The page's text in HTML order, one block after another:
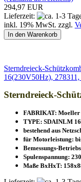
294,97 EUR
Lieferzeit:
inkl. 19% MwSt. zzgl.
In den Warenkorb
Sterndreieck-
16(230V50Hz),
Sterndreieck-
FABRIKAT: Moeller
TYPE: SDAINLM
bestehend aus
für Motorleistung:
Bemessungs-
Spulenspannung:
Maße BxHxT: